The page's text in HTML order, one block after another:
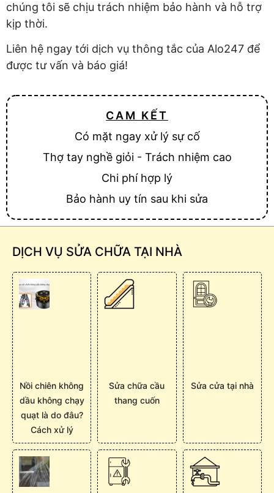
chúng tôi sẽ chịu trách nhiệm bảo hành và hỗ trợ
kịp thời.
Liên hệ ngay tới dịch vụ thông tắc của Alo247 để
được tư vấn và báo giá!
CAM KẾT
Có mặt ngay xử lý sự cố
Thợ tay nghề giỏi - Trách nhiệm cao
Chi phí hợp lý
Bảo hành uy tín sau khi sửa
DỊCH VỤ SỬA CHỮA TẠI NHÀ
Nồi chiên không
dầu không chạy
quạt là do đâu?
Cách xử lý
Sửa chữa cầu
thang cuốn
Sửa cửa tại nhà